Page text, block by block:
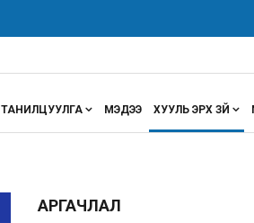
ТАНИЛЦУУЛГА МЭДЭЭ ХУУЛЬ ЭРХ ЗҮЙ
АРГАЧЛАЛ